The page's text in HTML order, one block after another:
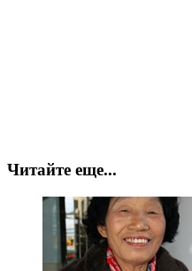
Читайте еще...